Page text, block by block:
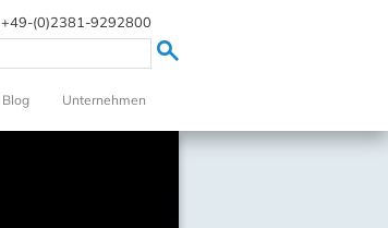
+49-(0)2381-9292800
Blog Unternehmen